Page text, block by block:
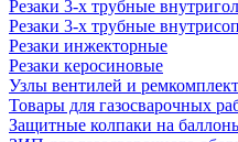
Резаки 3-х трубные
Резаки 3-х трубные
Резаки инжекторные
Резаки керосиновые
Узлы вентилей и
Товары для газосварочных
Защитные колпаки на